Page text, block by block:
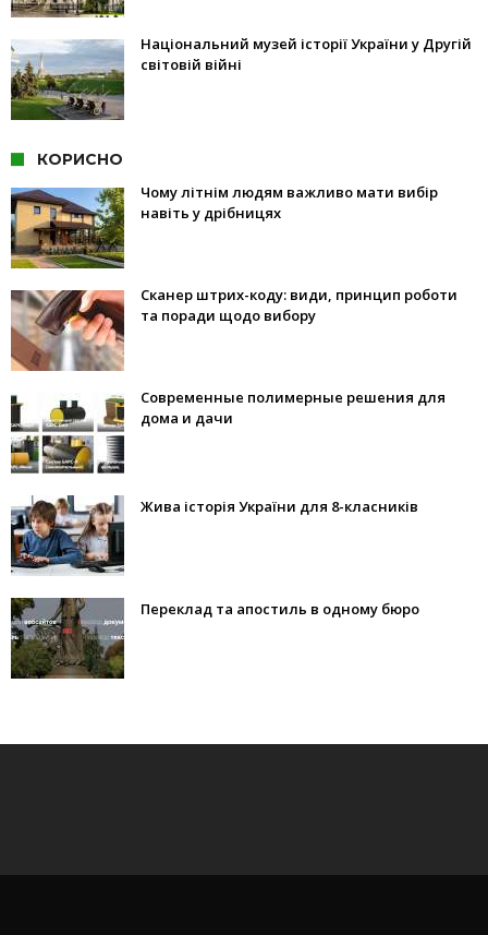
Національний музей історії України у Другій
світовій війні
КОРИСНО
Чому літнім людям важливо мати вибір
навіть у дрібницях
Сканер штрих-коду: види, принцип роботи
та поради щодо вибору
Современные полимерные решения для
дома и дачи
Жива історія України для 8-класників
Переклад та апостиль в одному бюро